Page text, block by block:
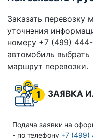
Заказать перевозку
уточнения
номеру +7 (499)
автомобиль
маршрут перевозки.
1 ЗАЯВКА
Подача заявки на
- по телефону +7 (499)